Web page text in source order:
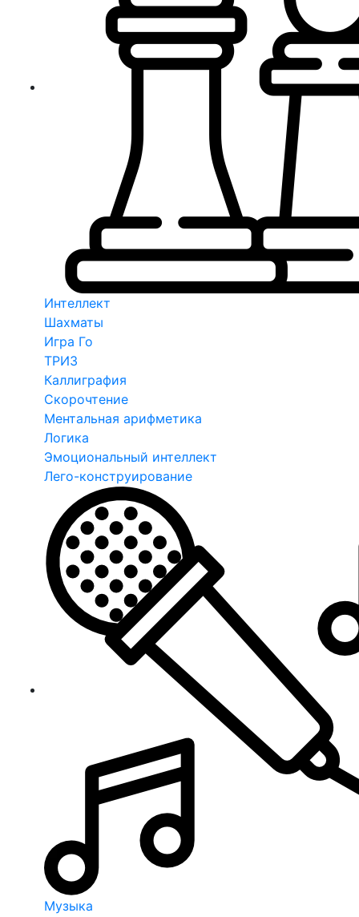
Интеллект
Шахматы
Игра Го
ТРИЗ
Каллиграфия
Скорочтение
Ментальная арифметика
Логика
Эмоциональный интеллект
Лего-конструирование
Музыка